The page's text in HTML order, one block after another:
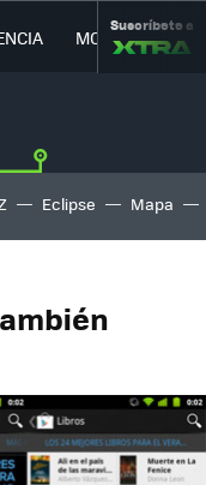
MOVILIDAD
Suscríbete a
Eclipse Mapa